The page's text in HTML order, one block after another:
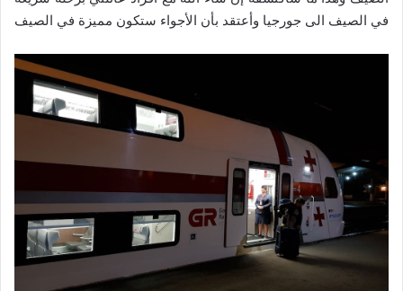
في الصيف الى جورجيا وأعتقد بأن الأجواء ستكون مميزة في الصيف